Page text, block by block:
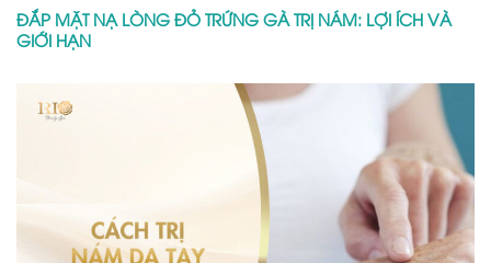
ĐẮP MẶT NẠ LÒNG ĐỎ TRỨNG GÀ TRỊ NÁM: LỢI ÍCH VÀ
GIỚI HẠN